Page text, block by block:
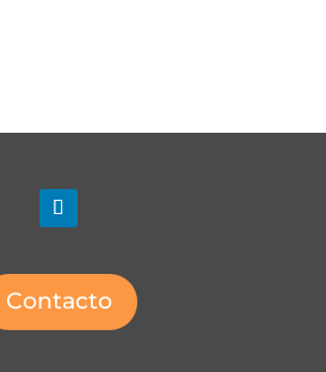
Contacto